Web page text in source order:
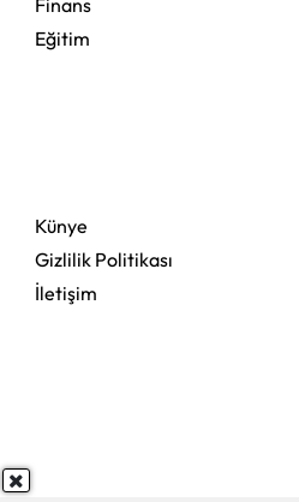
Eğitim
Künye
Gizlilik Politikası
İletişim